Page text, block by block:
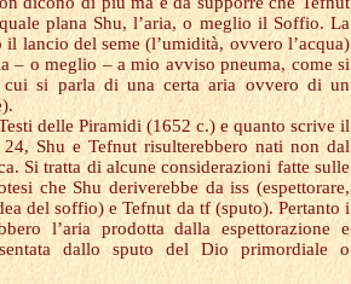
plana Shu, l’aria, o meglio il Soffio. La
lancio del seme (l’umidità, ovvero l’acqua)
– o meglio – a mio avviso pneuma, come si
si parla di una certa aria ovvero di un
delle Piramidi (1652 c.) e quanto scrive il
Shu e Tefnut risulterebbero nati non dal
Si tratta di alcune considerazioni fatte sulle
che Shu deriverebbe da iss (espettorare,
del soffio) e Tefnut da tf (sputo). Pertanto i
l’aria prodotta dalla espettorazione e
dallo sputo del Dio primordiale o